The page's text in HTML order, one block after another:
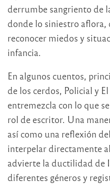
derrumbe sangriento de
donde lo siniestro aflora,
reconocer miedos y
infancia.
En algunos cuentos,
de los cerdos, Policial y
entremezcla con lo que
rol de escritor. Una
así como una reflexión
interpelar directamente
advierte la ductilidad de
diferentes géneros y